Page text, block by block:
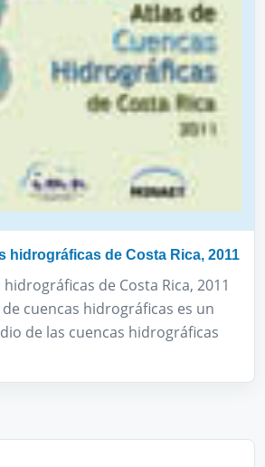
hidrográficas de Costa Rica, 2011
de Costa Rica, 2011
cuencas hidrográficas es un
de las cuencas hidrográficas